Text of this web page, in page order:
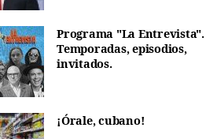
Programa "La Entrevista".
Temporadas, episodios,
invitados.
¡Órale, cubano!